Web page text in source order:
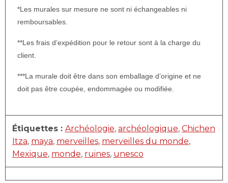
*Les murales sur mesure ne sont ni échangeables ni
remboursables.
**Les frais d’expédition pour le retour sont à la charge du
client.
***La murale doit être dans son emballage d’origine et ne
doit pas être coupée, endommagée ou modifiée.
Étiquettes : Archéologie, archéologique, Chichen
Itza, maya, merveilles, merveilles du monde,
Mexique, monde, ruines, unesco